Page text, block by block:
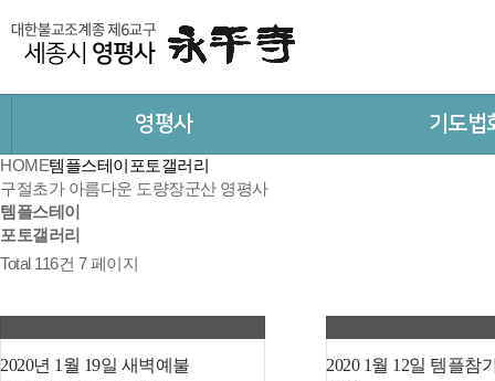
영평사 기도법
HOME템플스테이 포토갤러리
구절초가 아름다운 도량장군산 영평사
템플스테이
포토갤러리
Total 116건 7 페이지
2020년 1월 19일 새벽예불
2020 1월 12일 템플참